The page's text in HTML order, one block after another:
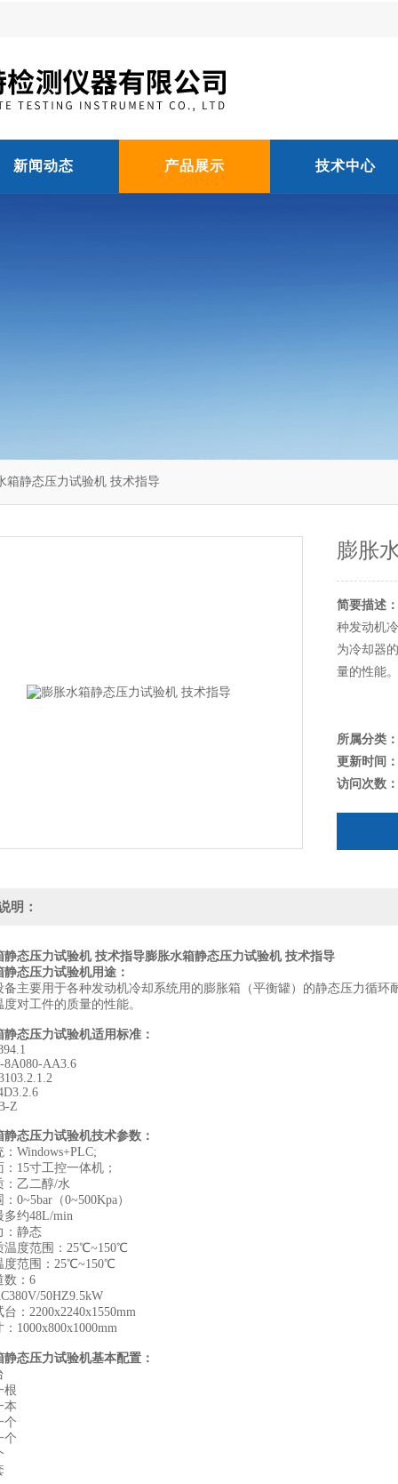
新闻动态 产品展示 技术中心
箱静态压力试验机 技术指导
膨胀
简要描述：
种发动机
为冷却器
量的性能。
所属分类：
更新时间：
访问次数：
明：
静态压力试验机 技术指导膨胀水箱静态压力试验机 技术指导
静态压力试验机用途：
备主要用于各种发动机冷却系统用的膨胀箱（平衡罐）的静态压力循
对工件的质量的性能。
静态压力试验机适用标准：
8A080-AA3.6
Z
静态压力试验机技术参数：
Windows+PLC;
15寸工控一体机；
：乙二醇/水
0~5bar（0~500Kpa）
多约48L/min
：静态
温度范围：25℃~150℃
度范围：25℃~150℃
数：6
50HZ9.5kW
：2200x2240x1550mm
1000x800x1000mm
静态压力试验机基本配置：
根
本
个
个